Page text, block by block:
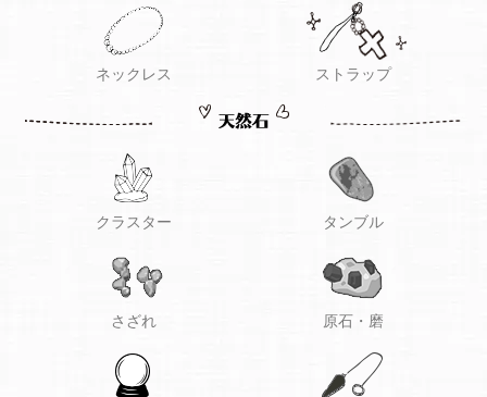
ネックレス ストラップ
クラスター タンブル
さざれ 原石・磨